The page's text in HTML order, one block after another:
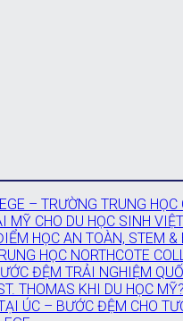
– TRƯỜNG TRUNG
CHO DU HỌC SINH
HỌC AN TOÀN, STEM
HỌC NORTHCOTE
ĐỆM TRẢI NGHIỆM
THOMAS KHI DU HỌC MỸ?
ÚC – BƯỚC ĐỆM CHO